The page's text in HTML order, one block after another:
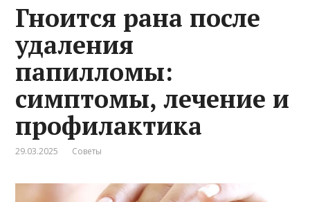
Гноится рана после
удаления
папилломы:
симптомы, лечение и
профилактика
29.03.2025 Советы